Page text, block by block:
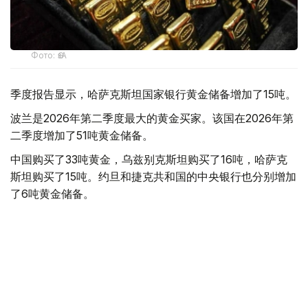
Фото: ӨзА
季度报告显示，哈萨克斯坦国家银行黄金储备增加了15吨。
波兰是2026年第二季度最大的黄金买家。该国在2026年第
二季度增加了51吨黄金储备。
中国购买了33吨黄金，乌兹别克斯坦购买了16吨，哈萨克
斯坦购买了15吨。约旦和捷克共和国的中央银行也分别增加
了6吨黄金储备。